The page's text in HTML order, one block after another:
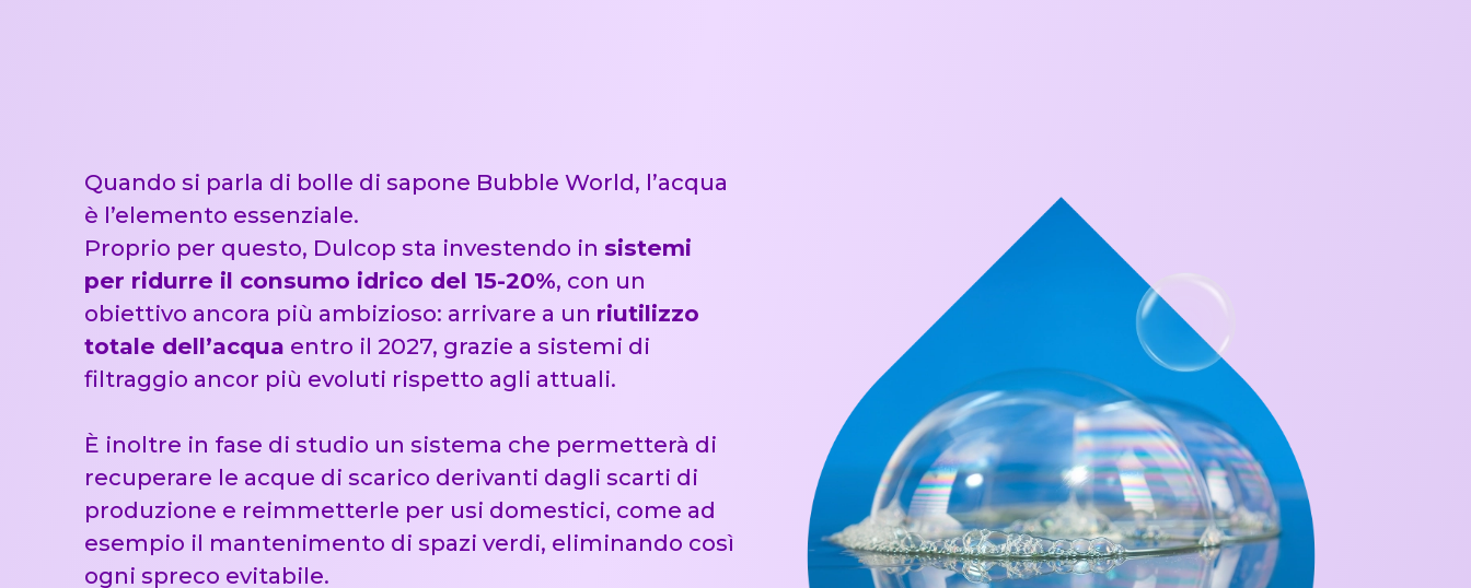
Quando si parla di bolle di sapone Bubble World, l’acqua
è l’elemento essenziale.
Proprio per questo, Dulcop sta investendo in sistemi
per ridurre il consumo idrico del 15-20%, con un
obiettivo ancora più ambizioso: arrivare a un riutilizzo
totale dell’acqua entro il 2027, grazie a sistemi di
filtraggio ancor più evoluti rispetto agli attuali.
È inoltre in fase di studio un sistema che permetterà di
recuperare le acque di scarico derivanti dagli scarti di
produzione e reimmetterle per usi domestici, come ad
esempio il mantenimento di spazi verdi, eliminando così
ogni spreco evitabile.